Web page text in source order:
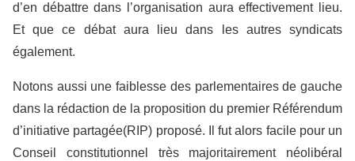
d’en débattre dans l’organisation aura effectivement lieu.
Et que ce débat aura lieu dans les autres syndicats
également.
Notons aussi une faiblesse des parlementaires de gauche
dans la rédaction de la proposition du premier Référendum
d’initiative partagée(RIP) proposé. Il fut alors facile pour un
Conseil constitutionnel très majoritairement néolibéral